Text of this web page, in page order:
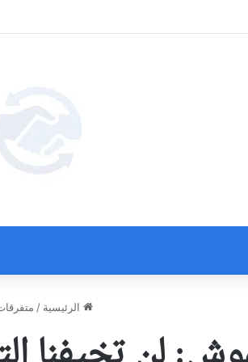
الرئيسية /